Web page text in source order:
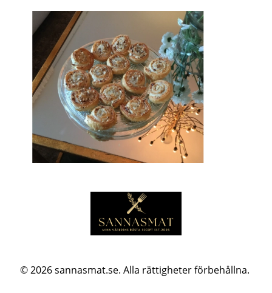
© 2026sannasmat.se. Alla rättigheter förbehållna.